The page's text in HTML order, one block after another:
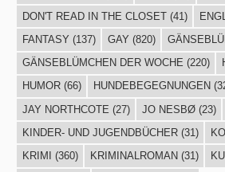
DON'T READ IN THE CLOSET(41)
FANTASY (137) GAY (820)
GÄNSEBLÜMCHEN DER WOCHE (220)
HUMOR(66) HUNDEBEGEGNUNGEN
JAY NORTHCOTE (27) JO NESBØ(23)
KINDER- UND JUGENDBÜCHER(31)
KRIMI
(360) KRIMINALROMAN (31)